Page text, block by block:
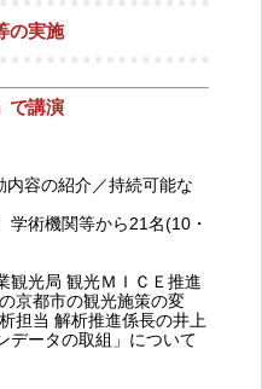
の実施
で講演
容の紹介／持続可能な
学術機関等から21名(10・
観光局 観光ＭＩＣＥ推進
京都市の観光施策の変
担当 解析推進係長の井上
データの取組」について